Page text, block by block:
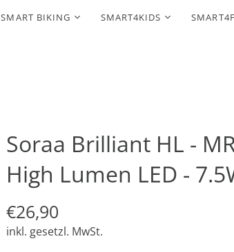
SMART BIKING SMART4KIDS
Soraa Brilliant HL -
High Lumen LED -
€26,90
inkl. gesetzl. MwSt.